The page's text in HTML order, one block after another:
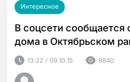
Интересное
В соцсети сообщается
дома в Октябрьском
13:22 / 09.10.15 9840